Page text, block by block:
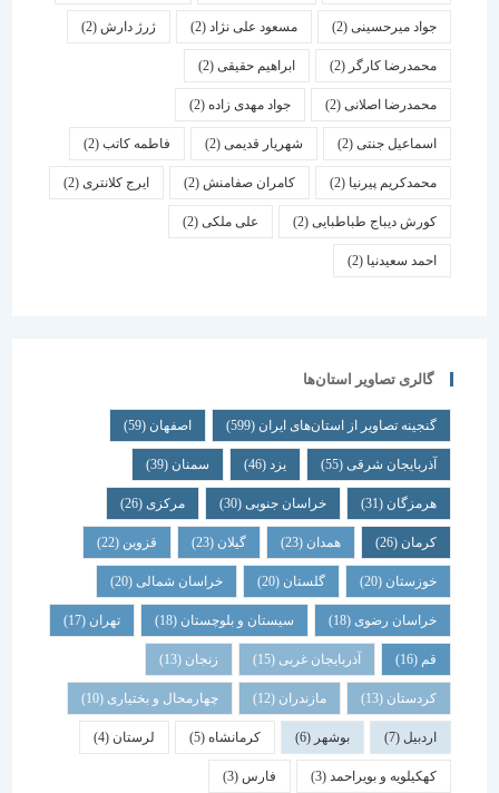
جواد میرحسینی(2) مسعود علی نژاد(2) ژرژ دارش (2)
محمدرضا کارگر(2) ابراهیم حقیقی(2)
محمدرضا اصلانی(2) جواد مهدی زاده(2)
اسماعیل جنتی(2) شهریار قدیمی(2) فاطمه کاتب(2)
محمدکریم پیرنیا (2) کامران صفامنش(2) ایرج کلانتری (2)
کورش دیباج طباطبایی(2) علی ملکی(2)
احمد سعیدنیا (2)
گالری تصاویر استان‌ها
گنجینه تصاویر از استان‌های ایران(599) اصفهان (59)
آذربایجان شرقی(55) یزد سمنان (39)
هرمزگان(31) خراسان جنوبی(30) مرکزی (26)
همدان گیلان قزوین
خوزستان(20) گلستان (20) خراسان شمالی(20)
خراسان رضوی(18) سیستان و بلوچستان(18) تهران
آذربایجان غربی(15) زنجان
کردستان(13) مازندران(12) چهارمحال و بختیاری (10)
بوشهر کرمانشاه(5) لرستان (4)
کهکیلویه و بویراحمد(3) فارس